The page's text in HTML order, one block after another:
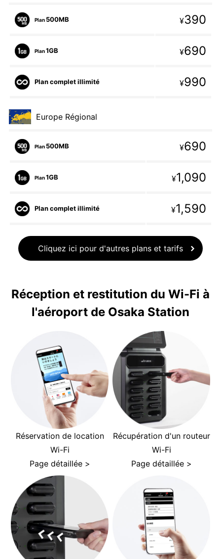
Plan 500MB ¥390
Plan1GB ¥690
Plan complet illimité ¥990
Europe Régional
Plan 500MB ¥690
Plan1GB ¥1,090
Plan complet illimité ¥1,590
Cliquez ici pour d'autres plans et tarifs
Réception et restitution du Wi-Fi à
l'aéroport de Osaka Station
Réservation de location
Wi-Fi
Page détaillée >
Récupération d'un routeur
Wi-Fi
Page détaillée >